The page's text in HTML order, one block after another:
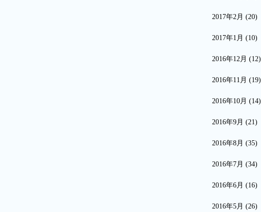
2017年2月 (20)
2017年1月 (10)
2016年12月 (12)
2016年11月 (19)
2016年10月 (14)
2016年9月 (21)
2016年8月 (35)
2016年7月 (34)
2016年6月 (16)
2016年5月 (26)